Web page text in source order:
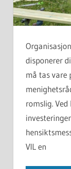
disponerer
må tas vare
romslig.
VIL en